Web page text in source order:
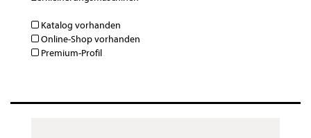
Katalog vorhanden
Online-Shop vorhanden
Premium-Profil